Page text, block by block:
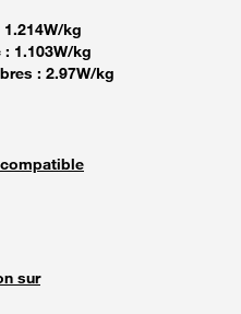
kg
: 1.103W/kg
: 2.97W/kg
sur